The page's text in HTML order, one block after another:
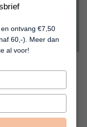
ontvang €7,50
60,-). Meer dan
al voor!
(85) Tips (2)